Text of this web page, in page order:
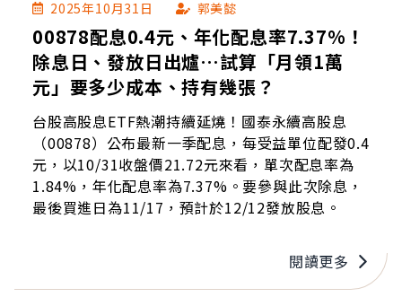
2025年10月31日 郭美懿
00878配息0.4元、年化配息率7.37%！
除息日、發放日出爐…試算「月領1萬
元」要多少成本、持有幾張？
台股高股息ETF熱潮持續延燒！國泰永續高股息
（00878）公布最新一季配息，每受益單位配發0.4
元，以10/31收盤價21.72元來看，單次配息率為
1.84%，年化配息率為7.37%。要參與此次除息，
最後買進日為11/17，預計於12/12發放股息。
閱讀更多